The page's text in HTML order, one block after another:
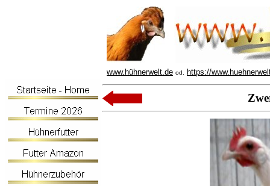
www.hühnerwelt.de od. https://